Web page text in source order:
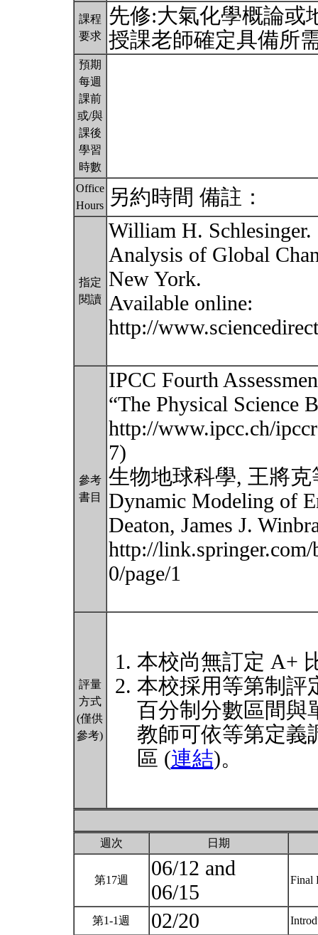
課程
要求
先修:大氣化學概論或
授課老師確定具備所
預期
每週
課前
或/與
課後
學習
時數
Office
Hours
另約時間 備註：
指定
閱讀
William H.
Analysis of Global
New York.
Available online:
http://
參考
書目
IPCC Fourth
“The Physical Science
http://www.ipcc.ch/
7)
生物地球科學, 王將克
Dynamic Modeling of
Deaton, James J.
http://
0/page/1
評量
方式
(僅供
參考)
本校尚無訂定 A+
本校採用等第制評
百分制分數區間與
教師可依等第定義
區 (連結)。
週次 日期
第17週
06/12 and
06/15
Final
第1-1週 02/20